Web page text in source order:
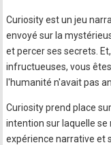
Curiosity est un jeu
envoyé sur la
et percer ses secrets.
infructueuses, vous
l'humanité n'avait pas
Curiosity prend place
intention sur laquelle
expérience narrative et